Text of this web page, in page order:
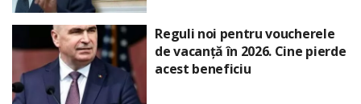
Reguli noi pentru voucherele
de vacanță în 2026. Cine pierde
acest beneficiu